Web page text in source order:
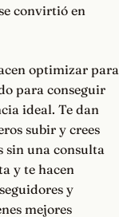
convirtió en
optimizar para
para conseguir
ideal. Te dan
subir y crees
sin una consulta
y te hacen
y
mejores